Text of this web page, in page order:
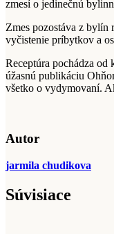
zmesí o jedinečnú
Zmes pozostáva z bylín
vyčistenie príbytkov a
Receptúra pochádza
úžasnú publikáciu
všetko o vydymovaní.
Autor
jarmila chudikova
Súvisiace